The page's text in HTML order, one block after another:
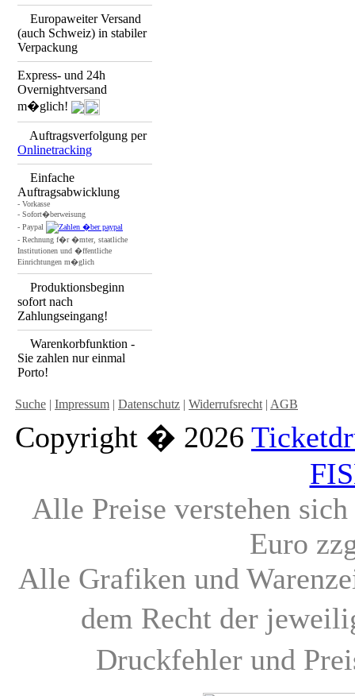
Europaweiter Versand
(auch Schweiz) in stabiler
Verpackung
Express- und 24h
Overnightversand
m�glich!
Auftragsverfolgung per
Onlinetracking
Einfache
Auftragsabwicklung
- Vorkasse
- Sofort�berweisung
- Paypal
- Rechnung f�r �mter, staatliche
Institutionen und �ffentliche
Einrichtungen m�glich
Produktionsbeginn
sofort nach
Zahlungseingang!
Warenkorbfunktion -
Sie zahlen nur einmal
Porto!
Suche | Impressum | Datenschutz | Widerrufsrecht | AGB
Copyright � 2026
Alle Preise verstehen
Euro
Alle Grafiken und
dem Recht der
Druckfehler und